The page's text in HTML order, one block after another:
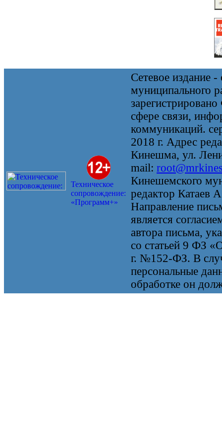
Техническое
сопровождение:
«Программ+»
Сетевое издание
муниципального
сфере связи,
коммуникаций.
2018 г. Адрес
Кинешма, ул.
mail:
Кинешемского
редактор Катаев
Направление
является
автора письма,
со статьей 9 ФЗ
г. №152-ФЗ. В
персональные
обработке он